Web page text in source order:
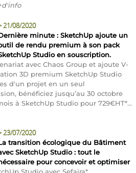
21/08/2020
minute : SketchUp ajoute un
de rendu premium à son pack
Studio en souscription.
avec Chaos Group et ajoute V-
3D premium SketchUp Studio
d'un projet en un seul
bénéficiez jusqu’au 30 octobre
à SketchUp Studio pour 729€HT*...
23/07/2020
transition écologique du Bâtiment
SketchUp Studio : tout le
pour concevoir et optimiser